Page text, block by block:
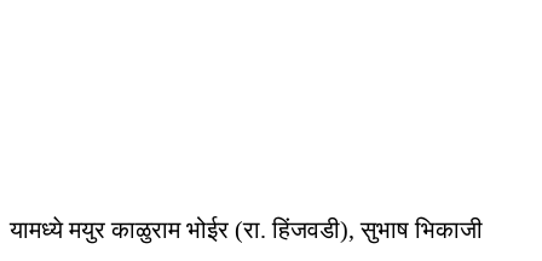
यामध्ये मयुर काळुराम भोईर (रा. हिंजवडी), सुभाष भिकाजी